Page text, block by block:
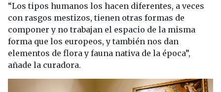
“Los tipos humanos los hacen diferentes, a veces
con rasgos mestizos, tienen otras formas de
componer y no trabajan el espacio de la misma
forma que los europeos, y también nos dan
elementos de flora y fauna nativa de la época”,
añade la curadora.